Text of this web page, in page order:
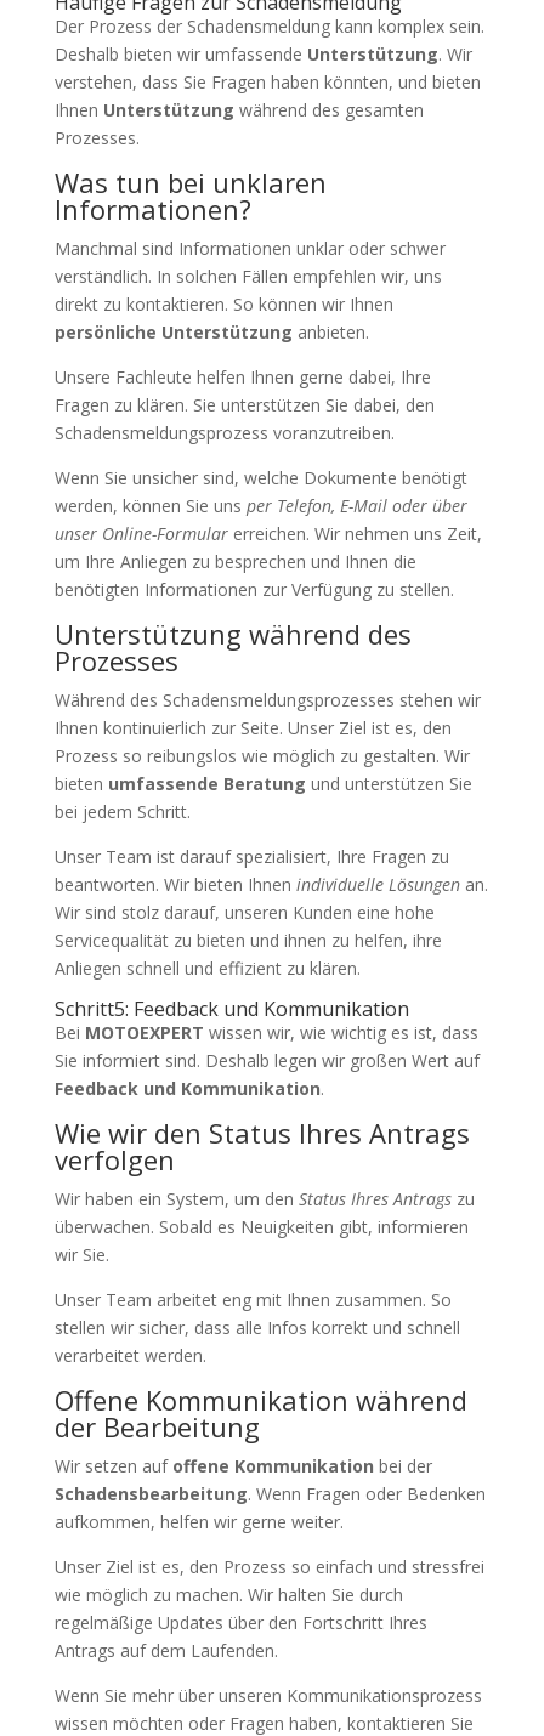
Der Prozess der Schadensmeldung kann komplex sein.
Deshalb bieten wir umfassende Unterstützung. Wir
verstehen, dass Sie Fragen haben könnten, und bieten
Ihnen Unterstützung während des gesamten
Prozesses.
Was tun bei unklaren
Informationen?
Manchmal sind Informationen unklar oder schwer
verständlich. In solchen Fällen empfehlen wir, uns
direkt zu kontaktieren. So können wir Ihnen
persönliche Unterstützung anbieten.
Unsere Fachleute helfen Ihnen gerne dabei, Ihre
Fragen zu klären. Sie unterstützen Sie dabei, den
Schadensmeldungsprozess voranzutreiben.
Wenn Sie unsicher sind, welche Dokumente benötigt
werden, können Sie uns per Telefon, E-Mail oder über
unser Online-Formularerreichen. Wir nehmen uns Zeit,
um Ihre Anliegen zu besprechen und Ihnen die
benötigten Informationen zur Verfügung zu stellen.
Unterstützung während des
Prozesses
Während des Schadensmeldungsprozesses stehen wir
Ihnen kontinuierlich zur Seite. Unser Ziel ist es, den
Prozess so reibungslos wie möglich zu gestalten. Wir
bieten umfassende Beratung und unterstützen Sie
bei jedem Schritt.
Unser Team ist darauf spezialisiert, Ihre Fragen zu
beantworten. Wir bieten Ihnen individuelle Lösungenan.
Wir sind stolz darauf, unseren Kunden eine hohe
Servicequalität zu bieten und ihnen zu helfen, ihre
Anliegen schnell und effizient zu klären.
Schritt5: Feedback und Kommunikation
Bei MOTOEXPERT wissen wir, wie wichtig es ist, dass
Sie informiert sind. Deshalb legen wir großen Wert auf
Feedback und Kommunikation.
Wie wir den Status Ihres Antrags
verfolgen
Wir haben ein System, um den Status Ihres Antragszu
überwachen. Sobald es Neuigkeiten gibt, informieren
wir Sie.
Unser Team arbeitet eng mit Ihnen zusammen. So
stellen wir sicher, dass alle Infos korrekt und schnell
verarbeitet werden.
Offene Kommunikation während
der Bearbeitung
Wir setzen auf offene Kommunikation bei der
Schadensbearbeitung. Wenn Fragen oder Bedenken
aufkommen, helfen wir gerne weiter.
Unser Ziel ist es, den Prozess so einfach und stressfrei
wie möglich zu machen. Wir halten Sie durch
regelmäßige Updates über den Fortschritt Ihres
Antrags auf dem Laufenden.
Wenn Sie mehr über unseren Kommunikationsprozess
wissen möchten oder Fragen haben, kontaktieren Sie